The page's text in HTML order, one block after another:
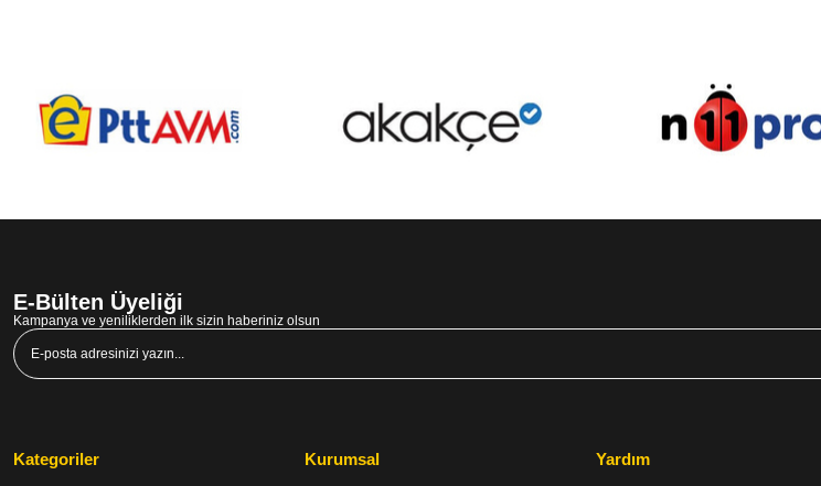
E-Bülten Üyeliği
Kampanya ve yeniliklerden ilk sizin haberiniz olsun
Kategoriler Kurumsal Yardım